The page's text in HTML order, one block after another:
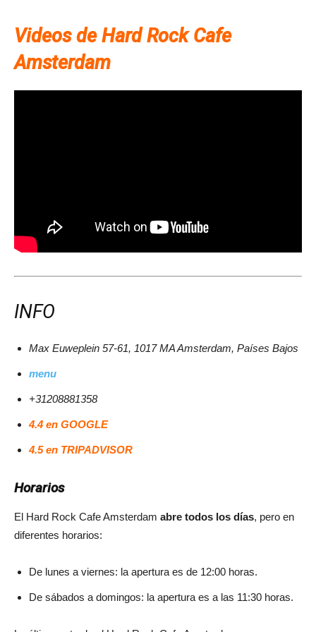
Videos de Hard Rock Cafe
Amsterdam
INFO
Max Euweplein 57-61, 1017 MA Amsterdam, Países Bajos
menu
+31208881358
4.4 en GOOGLE
4.5 en TRIPADVISOR
Horarios
El Hard Rock Cafe Amsterdam abre todos los días, pero en
diferentes horarios:
De lunes a viernes: la apertura es de 12:00 horas.
De sábados a domingos: la apertura es a las 11:30 horas.